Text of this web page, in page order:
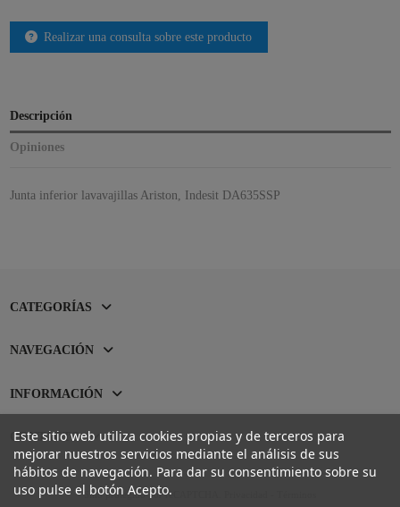
Realizar una consulta sobre este producto
Descripción
Opiniones
Junta inferior lavavajillas Ariston, Indesit DA635SSP
CATEGORÍAS
NAVEGACIÓN
INFORMACIÓN
CONTACTO
Este sitio web utiliza cookies propias y de terceros para
mejorar nuestros servicios mediante el análisis de sus
hábitos de navegación. Para dar su consentimiento sobre su
uso pulse el botón Acepto.
Sitio protegido por reCAPTCHA.